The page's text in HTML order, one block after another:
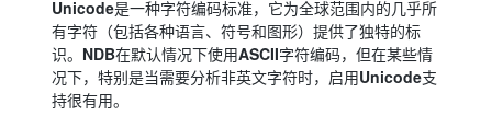
Unicode是一种字符编码标准，它为全球范围内的几乎所
有字符（包括各种语言、符号和图形）提供了独特的标
识。 NDB在默认情况下使用ASCII字符编码，但在某些情
况下，特别是当需要分析非英文字符时，启用Unicode支
持很有用。